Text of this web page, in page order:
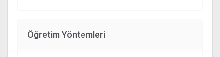
Öğretim Yöntemleri